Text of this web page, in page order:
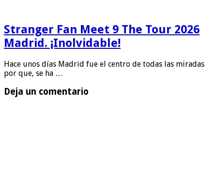
Stranger Fan Meet 9 The Tour 2026
Madrid. ¡Inolvidable!
Hace unos días Madrid fue el centro de todas las miradas
por que, se ha …
Deja un comentario